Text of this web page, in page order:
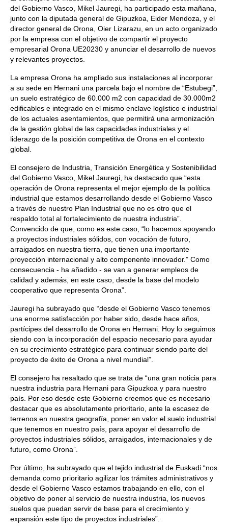
del Gobierno Vasco, Mikel Jauregi, ha participado esta mañana,
junto con la diputada general de Gipuzkoa, Eider Mendoza, y el
director general de Orona, Oier Lizarazu, en un acto organizado
por la empresa con el objetivo de compartir el proyecto
empresarial Orona UE20230 y anunciar el desarrollo de nuevos
y relevantes proyectos.
La empresa Orona ha ampliado sus instalaciones al incorporar
a su sede en Hernani una parcela bajo el nombre de “Estubegi”,
un suelo estratégico de 60.000 m2 con capacidad de 30.000m2
edificables e integrado en el mismo enclave logístico e industrial
de los actuales asentamientos, que permitirá una armonización
de la gestión global de las capacidades industriales y el
liderazgo de la posición competitiva de Orona en el contexto
global.
El consejero de Industria, Transición Energética y Sostenibilidad
del Gobierno Vasco, Mikel Jauregi, ha destacado que “esta
operación de Orona representa el mejor ejemplo de la política
industrial que estamos desarrollando desde el Gobierno Vasco
a través de nuestro Plan Industrial que no es otro que el
respaldo total al fortalecimiento de nuestra industria”.
Convencido de que, como es este caso, “lo hacemos apoyando
a proyectos industriales sólidos, con vocación de futuro,
arraigados en nuestra tierra, que tienen una importante
proyección internacional y alto componente innovador.” Como
consecuencia - ha añadido - se van a generar empleos de
calidad y además, en este caso, desde la base del modelo
cooperativo que representa Orona”.
Jauregi ha subrayado que “desde el Gobierno Vasco tenemos
una enorme satisfacción por haber sido, desde hace años,
partícipes del desarrollo de Orona en Hernani. Hoy lo seguimos
siendo con la incorporación del espacio necesario para ayudar
en su crecimiento estratégico para continuar siendo parte del
proyecto de éxito de Orona a nivel mundial”.
El consejero ha resaltado que se trata de “una gran noticia para
nuestra industria para Hernani para Gipuzkoa y para nuestro
país. Por eso desde este Gobierno creemos que es necesario
destacar que es absolutamente prioritario, ante la escasez de
terrenos en nuestra geografía, poner en valor el suelo industrial
que tenemos en nuestro país, para apoyar el desarrollo de
proyectos industriales sólidos, arraigados, internacionales y de
futuro, como Orona”.
Por último, ha subrayado que el tejido industrial de Euskadi “nos
demanda como prioritario agilizar los trámites administrativos y
desde el Gobierno Vasco estamos trabajando en ello, con el
objetivo de poner al servicio de nuestra industria, los nuevos
suelos que puedan servir de base para el crecimiento y
expansión este tipo de proyectos industriales”.